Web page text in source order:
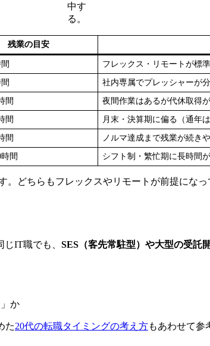
中す
る。
残業の目安
フレックス・リモートが標
社内専属でプレッシャーが
間 夜間作業はあるが代休取得
間 月末・決算期に偏る（通年は
間 ノルマ達成まで残業が続き
間 シフト制・繁忙期に長時間
。どちらもフレックスやリモートが前提にな
IT職でも、 SES（客先常駐型）や大型の受託
か
た20代の転職タイミングの考え方もあわせて参